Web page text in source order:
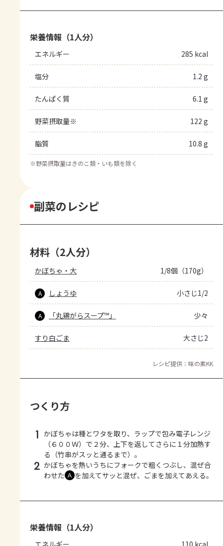
栄養情報（1人分）
エネルギー 285 kcal
塩分 1.2 g
たんぱく質 6.1 g
野菜摂取量※ 122 g
脂質 10.8 g
※野菜摂取量はきのこ類・いも類を除く
副菜のレシピ
材料（2人分）
かぼちゃ・大 1/8個（170g）
A しょうゆ 小さじ1/2
A 「丸鶏がらスープ™」 少々
すり白ごま 大さじ2
レシピ提供：味の素KK
つくり方
1 かぼちゃは種とワタを取り、ラップで包み電子レンジ
（６００Ｗ）で２分、上下を返してさらに１分加熱す
る（竹串がスッと通るまで）。
2 かぼちゃを熱いうちにフォークで粗くつぶし、混ぜ合
わせた Ａ を加えてサッと混ぜ、ごまを加えてあえる。
栄養情報（1人分）